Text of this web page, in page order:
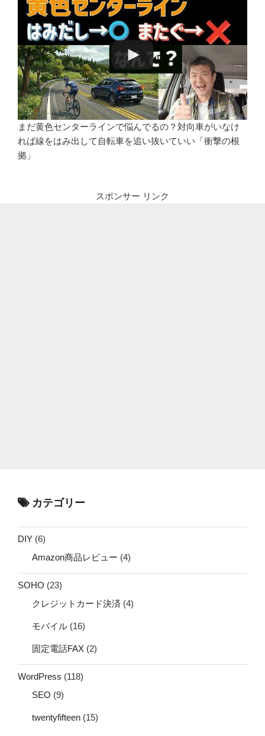
まだ黄色センターラインで悩んでるの？対向車がいなけ
れば線をはみ出して自転車を追い抜いていい「衝撃の根
拠」
スポンサー リンク
カテゴリー
DIY (6)
Amazon商品レビュー (4)
SOHO (23)
クレジットカード決済 (4)
モバイル (16)
固定電話FAX (2)
WordPress (118)
SEO (9)
twentyfifteen (15)